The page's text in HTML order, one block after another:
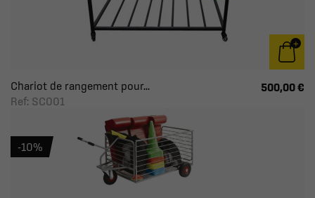
Chariot de rangement pour...
Ref: SC001
500,00 €
-10%